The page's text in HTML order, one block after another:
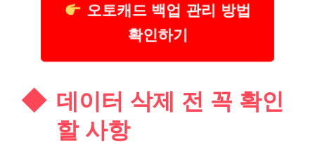
오토캐드 백업 관리 방법
확인하기
데이터 삭제 전 꼭 확인
할 사항